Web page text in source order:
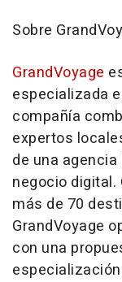
Sobre
GrandVoyage
especializada
compañía
expertos
de una
negocio digital.
más de 70
GrandVoyage
con una